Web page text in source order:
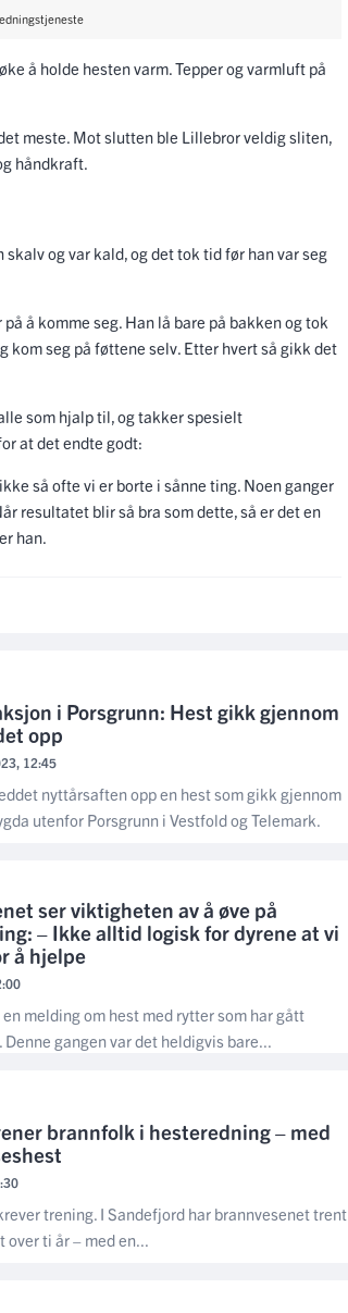
å holde hesten varm. Tepper og varmluft på
meste. Mot slutten ble Lillebror veldig sliten,
håndkraft.
og var kald, og det tok tid før han var seg
å komme seg. Han lå bare på bakken og tok
kom seg på føttene selv. Etter hvert så gikk det
som hjalp til, og takker spesielt
at det endte godt:
så ofte vi er borte i sånne ting. Noen ganger
resultatet blir så bra som dette, så er det en
han.
i Porsgrunn: Hest gikk gjennom
opp
12:45
nyttårsaften opp en hest som gikk gjennom
utenfor Porsgrunn i Vestfold og Telemark.
ser viktigheten av å øve på
– Ikke alltid logisk for dyrene at vi
å hjelpe
melding om hest med rytter som har gått
Denne gangen var det heldigvis bare...
brannfolk i hesteredning – med
trening. I Sandefjord har brannvesenet trent
ti år – med en...